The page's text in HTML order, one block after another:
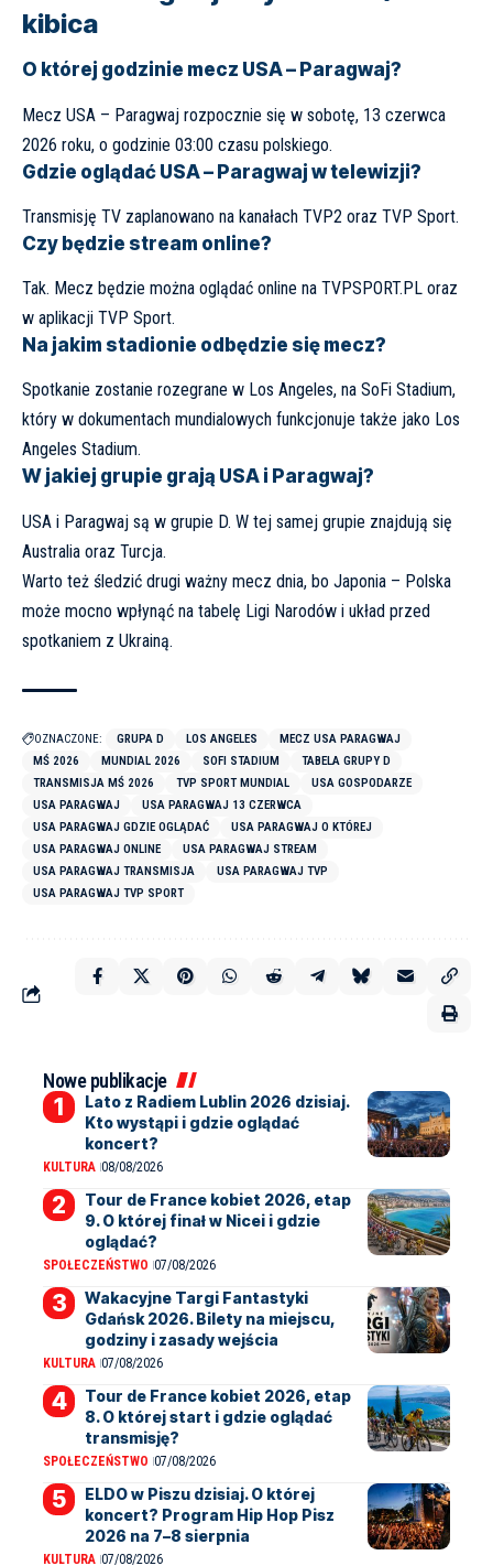
kibica
O której godzinie mecz USA – Paragwaj?
Mecz USA – Paragwaj rozpocznie się w sobotę, 13 czerwca
2026 roku, o godzinie 03:00 czasu polskiego.
Gdzie oglądać USA – Paragwaj w telewizji?
Transmisję TV zaplanowano na kanałach TVP2 oraz TVP Sport.
Czy będzie stream online?
Tak. Mecz będzie można oglądać online na TVPSPORT.PL oraz
w aplikacji TVP Sport.
Na jakim stadionie odbędzie się mecz?
Spotkanie zostanie rozegrane w Los Angeles, na SoFi Stadium,
który w dokumentach mundialowych funkcjonuje także jako Los
Angeles Stadium.
W jakiej grupie grają USA i Paragwaj?
USA i Paragwaj są w grupie D. W tej samej grupie znajdują się
Australia oraz Turcja.
Warto też śledzić drugi ważny mecz dnia, bo Japonia – Polska
może mocno wpłynąć na tabelę Ligi Narodów i układ przed
spotkaniem z Ukrainą.
OZNACZONE: GRUPA D LOS ANGELES
MECZ USA PARAGWAJ
MŚ 2026
MUNDIAL 2026 SOFI STADIUM
TABELA GRUPY D
TRANSMISJA MŚ 2026
TVP SPORT MUNDIAL
USA GOSPODARZE
USA PARAGWAJ
USA PARAGWAJ 13 CZERWCA
USA PARAGWAJ GDZIE OGLĄDAĆ
USA PARAGWAJ O KTÓREJ
USA PARAGWAJ ONLINE
USA PARAGWAJ STREAM
USA PARAGWAJ TRANSMISJA
USA PARAGWAJ TVP
USA PARAGWAJ TVP SPORT
Nowe publikacje
Lato z Radiem Lublin 2026 dzisiaj.
Kto wystąpi i gdzie oglądać
koncert?
KULTURA 08/08/2026
Tour de France kobiet 2026, etap
9. O której finał w Nicei i gdzie
oglądać?
SPOŁECZEŃSTWO 07/08/2026
Wakacyjne Targi Fantastyki
Gdańsk 2026. Bilety na miejscu,
godziny i zasady wejścia
KULTURA 07/08/2026
Tour de France kobiet 2026, etap
8. O której start i gdzie oglądać
transmisję?
SPOŁECZEŃSTWO 07/08/2026
ELDO w Piszu dzisiaj. O której
koncert? Program Hip Hop Pisz
2026 na 7–8 sierpnia
KULTURA 07/08/2026